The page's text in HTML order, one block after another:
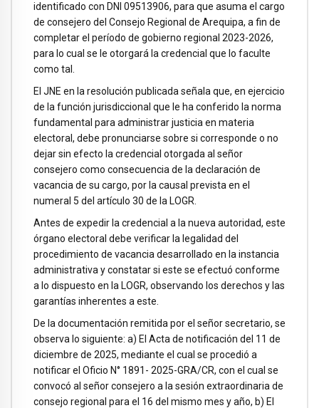
identificado con DNI 09513906, para que asuma el cargo
de consejero del Consejo Regional de Arequipa, a fin de
completar el período de gobierno regional 2023-2026,
para lo cual se le otorgará la credencial que lo faculte
como tal.
El JNE en la resolución publicada señala que, en ejercicio
de la función jurisdiccional que le ha conferido la norma
fundamental para administrar justicia en materia
electoral, debe pronunciarse sobre si corresponde o no
dejar sin efecto la credencial otorgada al señor
consejero como consecuencia de la declaración de
vacancia de su cargo, por la causal prevista en el
numeral 5 del artículo 30 de la LOGR.
Antes de expedir la credencial a la nueva autoridad, este
órgano electoral debe verificar la legalidad del
procedimiento de vacancia desarrollado en la instancia
administrativa y constatar si este se efectuó conforme
a lo dispuesto en la LOGR, observando los derechos y las
garantías inherentes a este.
De la documentación remitida por el señor secretario, se
observa lo siguiente: a) El Acta de notificación del 11 de
diciembre de 2025, mediante el cual se procedió a
notificar el Oficio N° 1891- 2025-GRA/CR, con el cual se
convocó al señor consejero a la sesión extraordinaria de
consejo regional para el 16 del mismo mes y año, b) El